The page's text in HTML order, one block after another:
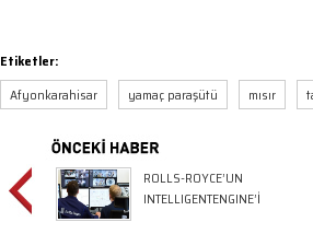
Etiketler:
Afyonkarahisar
yamaç paraşütü mısır
ROLLS-ROYCE’UN
INTELLIGENTENGINE’İ